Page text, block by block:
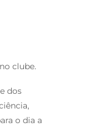
clube.
dos
o dia a